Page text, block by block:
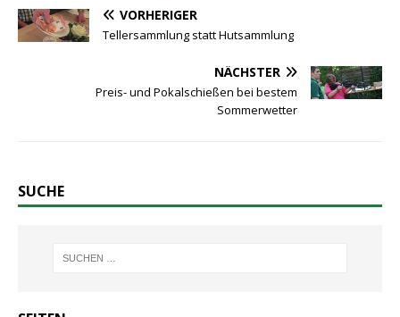
VORHERIGER
Tellersammlung statt Hutsammlung
NÄCHSTER
Preis- und Pokalschießen bei bestem
Sommerwetter
SUCHE